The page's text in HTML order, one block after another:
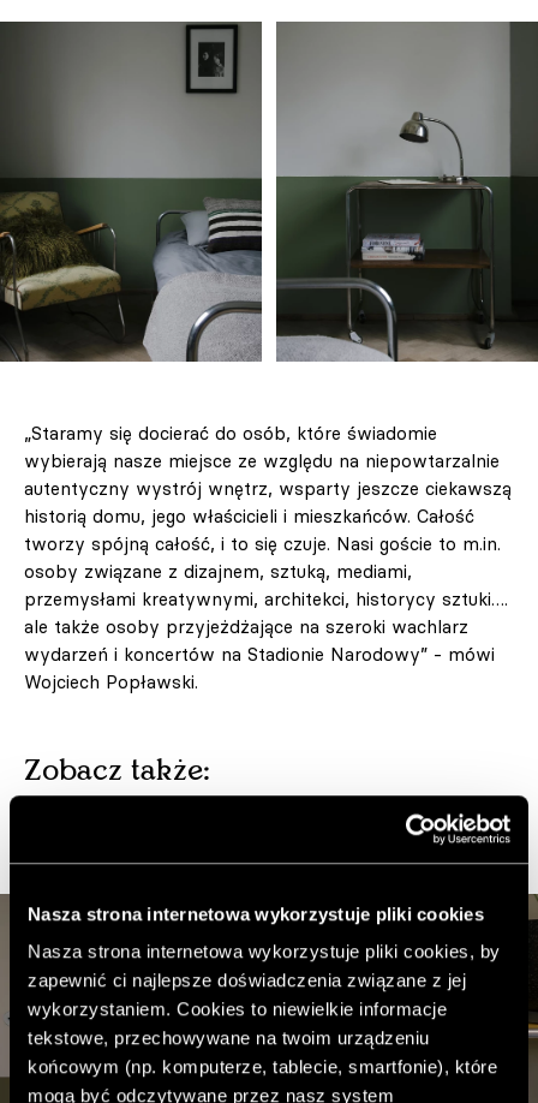
Nasza strona internetowa wykorzystuje pliki cookies
Nasza strona internetowa wykorzystuje pliki cookies, by
zapewnić ci najlepsze doświadczenia związane z jej
wykorzystaniem. Cookies to niewielkie informacje
tekstowe, przechowywane na twoim urządzeniu
końcowym (np. komputerze, tablecie, smartfonie), które
mogą być odczytywane przez nasz system
„Staramy się docierać do osób, które świadomie
wybierają nasze miejsce ze względu na niepowtarzalnie
autentyczny wystrój wnętrz, wsparty jeszcze ciekawszą
historią domu, jego właścicieli i mieszkańców. Całość
tworzy spójną całość, i to się czuje. Nasi goście to m.in.
osoby związane z dizajnem, sztuką, mediami,
przemysłami kreatywnymi, architekci, historycy sztuki….
ale także osoby przyjeżdżające na szeroki wachlarz
wydarzeń i koncertów na Stadionie Narodowy” - mówi
Wojciech Popławski.
Zobacz także: